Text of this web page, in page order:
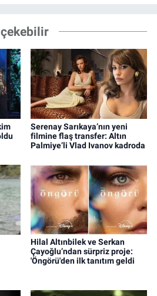
Serenay Sarıkaya’nın yeni
filmine flaş transfer: Altın
Palmiye’li Vlad Ivanov kadroda
Hilal Altınbilek ve Serkan
Çayoğlu’ndan sürpriz proje:
'Öngörü'den ilk tanıtım geldi